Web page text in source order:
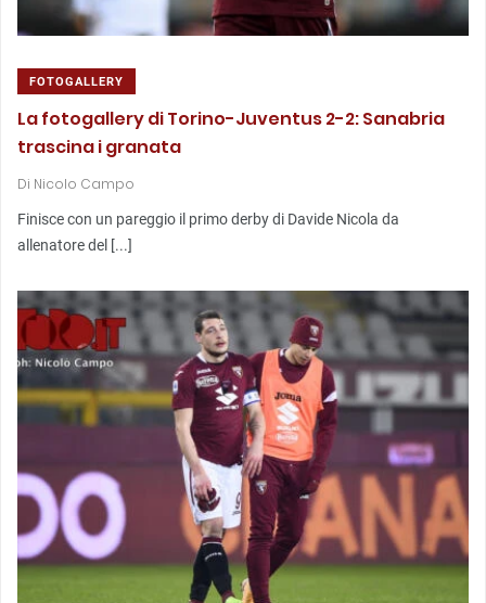
FOTOGALLERY
La fotogallery di Torino-Juventus 2-2: Sanabria
trascina i granata
Di Nicolo Campo
Finisce con un pareggio il primo derby di Davide Nicola da
allenatore del [...]